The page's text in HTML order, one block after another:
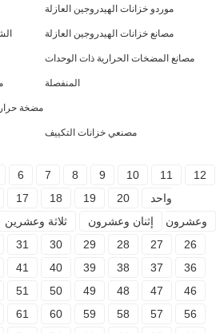
موردو خزانات الهيدروجين العازلة
مصانع خزانات الهيدروجين العازلة
مصانع المضخات الحرارية ذات الوحدات
المنفصلة
مضخة
مصنعي خزانات التكييف
6 7 8 9 10 11
12
17 18 19 20
واحد
وعشرون
إثنان وعشرون ثلاثة وعشرين
26
27
28
29
30
31
36
37
38
39
40
41
46
47
48
49
50
51
56
57
58
59
60
61